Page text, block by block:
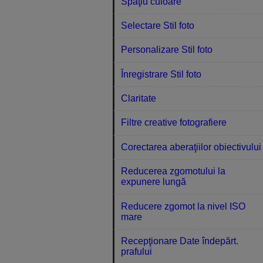
Selectare Stil foto
Personalizare Stil foto
Înregistrare Stil foto
Claritate
Filtre creative fotografiere
Corectarea aberaţiilor obiectivului
Reducerea zgomotului la
expunere lungă
Reducere zgomot la nivel ISO
mare
Recepţionare Date îndepărt.
prafului